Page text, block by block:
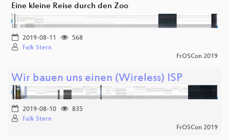
Eine kleine Reise durch den Zoo
2019-08-11
568
Falk Stern
FrOSCon 2019
Wir bauen uns einen (Wireless) ISP
2019-08-10
835
Falk Stern
FrOSCon 2019